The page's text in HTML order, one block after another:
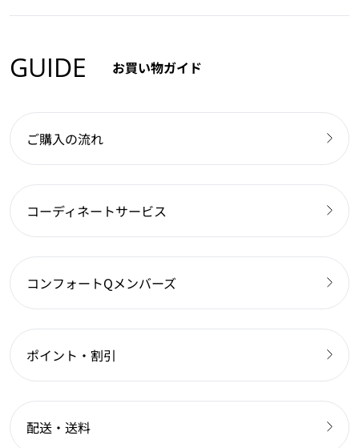
GUIDE お買い物ガイド
ご購入の流れ
コーディネートサービス
コンフォートQメンバーズ
ポイント・割引
配送・送料